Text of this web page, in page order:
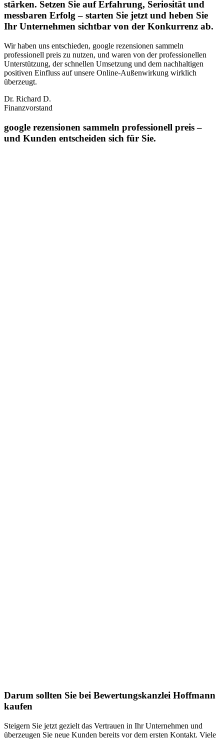
stärken. Setzen Sie auf Erfahrung, Seriosität und
messbaren Erfolg – starten Sie jetzt und heben Sie
Ihr Unternehmen sichtbar von der Konkurrenz ab.
Wir haben uns entschieden, google rezensionen sammeln
professionell preis zu nutzen, und waren von der professionellen
Unterstützung, der schnellen Umsetzung und dem nachhaltigen
positiven Einfluss auf unsere Online‑Außenwirkung wirklich
überzeugt.
Dr. Richard D.
Finanzvorstand
google rezensionen sammeln professionell preis –
und Kunden entscheiden sich für Sie.
Darum sollten Sie bei Bewertungskanzlei Hoffmann
kaufen
Steigern Sie jetzt gezielt das Vertrauen in Ihr Unternehmen und
überzeugen Sie neue Kunden bereits vor dem ersten Kontakt. Viele